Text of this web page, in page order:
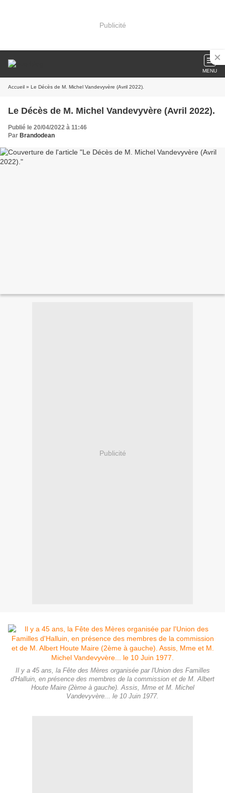
Publicité
MENU
Accueil » Le Décès de M. Michel Vandevyvère (Avril 2022).
Le Décès de M. Michel Vandevyvère (Avril 2022).
Publié le 20/04/2022 à 11:46
Par Brandodean
Publicité
Il y a 45 ans, la Fête des Mères organisée par l'Union des Familles
d'Halluin, en présence des membres de la commission et de M. Albert
Houte Maire (2ème à gauche). Assis, Mme et M. Michel
Vandevyvère... le 10 Juin 1977.